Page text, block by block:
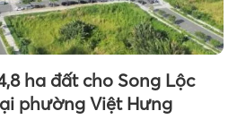
ha đất cho Song Lộc
phường Việt Hưng